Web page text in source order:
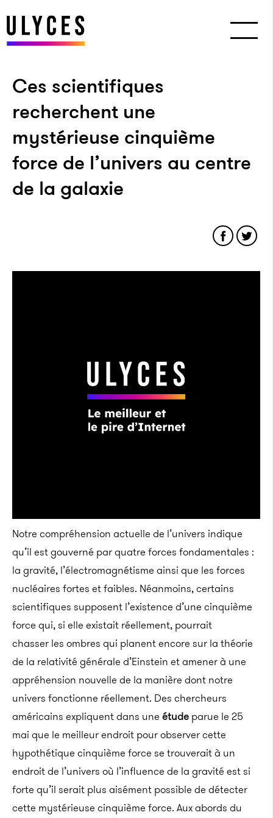
Ces scientifiques
recherchent une
mystérieuse cinquième
force de l’univers au centre
de la galaxie
Notre compréhension actuelle de l’univers indique
qu’il est gouverné par quatre forces fondamentales :
la gravité, l’électromagnétisme ainsi que les forces
nucléaires fortes et faibles. Néanmoins, certains
scientifiques supposent l’existence d’une cinquième
force qui, si elle existait réellement, pourrait
chasser les ombres qui planent encore sur la théorie
de la relativité générale d’Einstein et amener à une
appréhension nouvelle de la manière dont notre
univers fonctionne réellement. Des chercheurs
américains expliquent dans une étude parue le 25
mai que le meilleur endroit pour observer cette
hypothétique cinquième force se trouverait à un
endroit de l’univers où l’influence de la gravité est si
forte qu’il serait plus aisément possible de détecter
cette mystérieuse cinquième force. Aux abords du